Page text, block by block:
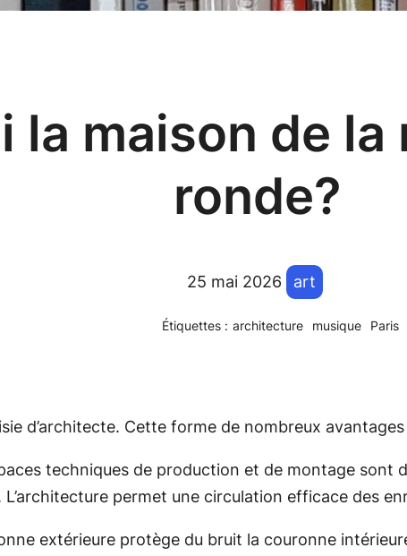
la maison de
ronde?
25 mai 2026 art
Étiquettes : architecture musique Paris
d’architecte. Cette forme de nombreux
techniques de production et de montage sont
permet une circulation efficace des
extérieure protège du bruit la couronne